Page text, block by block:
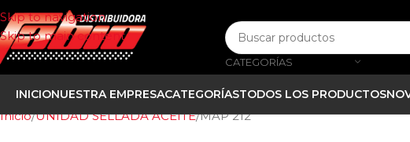
Skip to navigation
Skip to main content
CATEGORÍAS
INICIONUESTRA EMPRESACATEGORÍASTODOS LOS PRODUCTOS
Inicio UNIDAD SELLADA ACEITE MAP 212